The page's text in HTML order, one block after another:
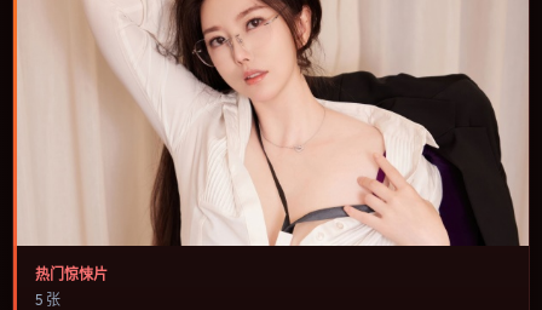
热门惊悚片
5 张